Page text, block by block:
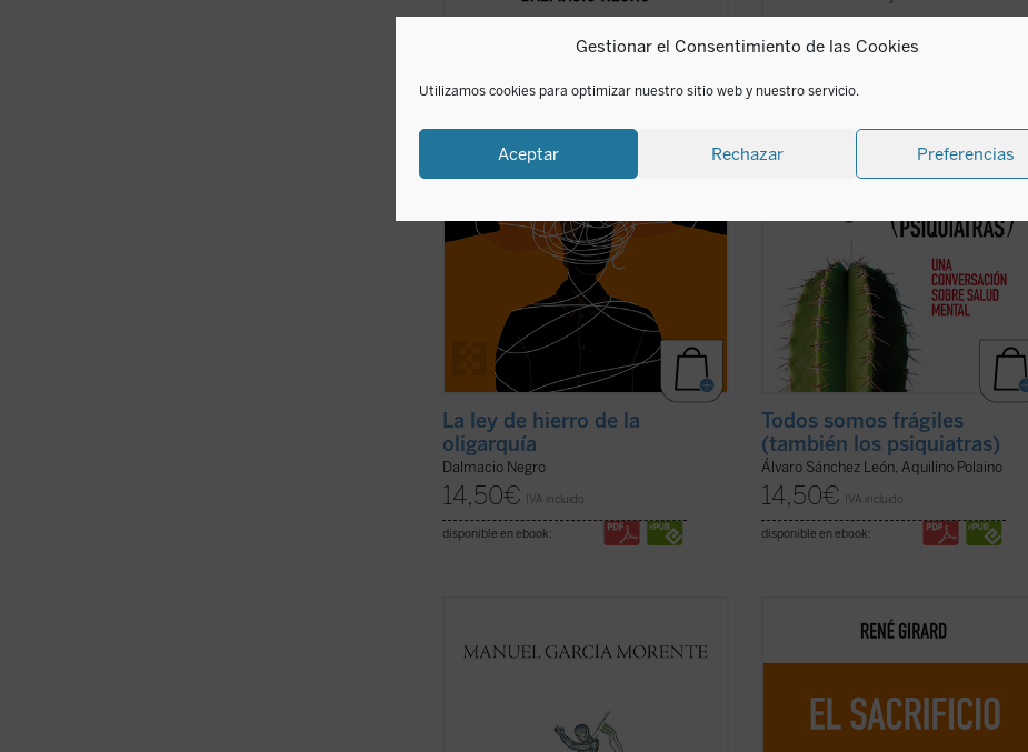
Gestionar el Consentimiento de las Cookies
Utilizamos cookies para optimizar nuestro sitio web y nuestro servicio.
Aceptar Rechazar Preferencias
interpretación de la realidad actual, nos
ver el fenómeno político, muy pegado a
La ley de hierro de la
oligarquía
Dalmacio Negro
14,50€ IVA incluido
disponible en ebook:
carrera médica justo después de colgar
preguntas sobre él y sobre cada uno de ...
Todos somos frágiles
(también los psiquiatras)
Álvaro Sánchez León, Aquilino Polaino
14,50€ IVA incluido
disponible en ebook:
conferencias de Manuel García Morente
intelectual de su autor. La lectura de ...
Esta nueva edición, publicada a modo de
nacimiento del autor, rescata un texto
edificio girardiano, pues el sacrificio no
es un tema cualquiera de la antropología